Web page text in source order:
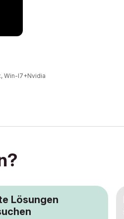
Win-I7+Nvidia
Lösungen